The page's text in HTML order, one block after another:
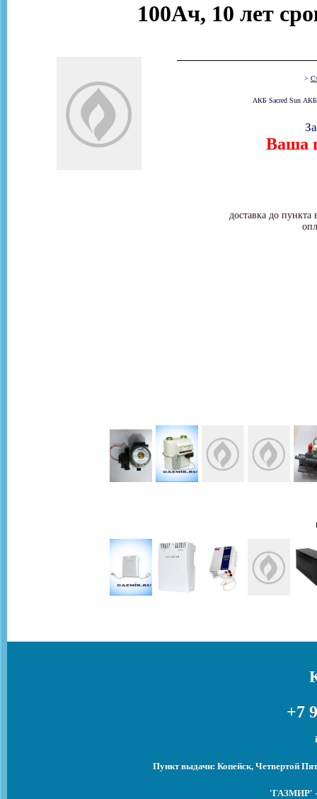
100Ач, 10 лет
>
АКБ Sacred Sun АКБ
Ваша
доставка до
+7
Пункт выдачи: Копейск, Четвертой
'ГАЗМИР' -